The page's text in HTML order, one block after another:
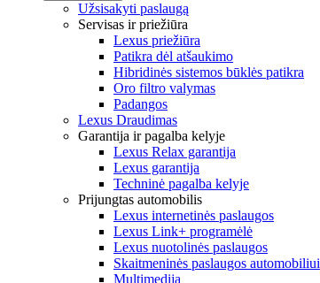
Užsisakyti paslaugą
Servisas ir priežiūra
Lexus priežiūra
Patikra dėl atšaukimo
Hibridinės sistemos būklės patikra
Oro filtro valymas
Padangos
Lexus Draudimas
Garantija ir pagalba kelyje
Lexus Relax garantija
Lexus garantija
Techninė pagalba kelyje
Prijungtas automobilis
Lexus internetinės paslaugos
Lexus Link+ programėlė
Lexus nuotolinės paslaugos
Skaitmeninės paslaugos automobiliui
Multimedija